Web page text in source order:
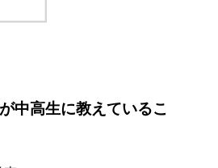
中高生に教えているこ